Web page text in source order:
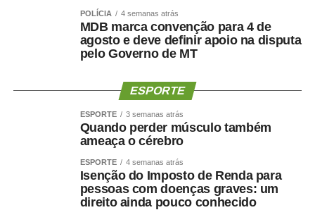
própria ao Governo pelo Novo para contribuir com a
composição liderada pelo senador.
Na nota desta sexta-feira, Maluf ampliou as críticas e
demonstrar capacidade de cumprir compromissos
“Quem pretende governar um Estado precisa, antes de
respeitar compromissos, aliados e pessoas que
aceitaram caminhar ao seu lado.”
POLÍCIA 4 semanas atrás
MDB marca convenção para 4 de
agosto e deve definir apoio na disputa
pelo Governo de MT
ESPORTE
ESPORTE 3 semanas atrás
Quando perder músculo também
ameaça o cérebro
ESPORTE 4 semanas atrás
Isenção do Imposto de Renda para
pessoas com doenças graves: um
direito ainda pouco conhecido